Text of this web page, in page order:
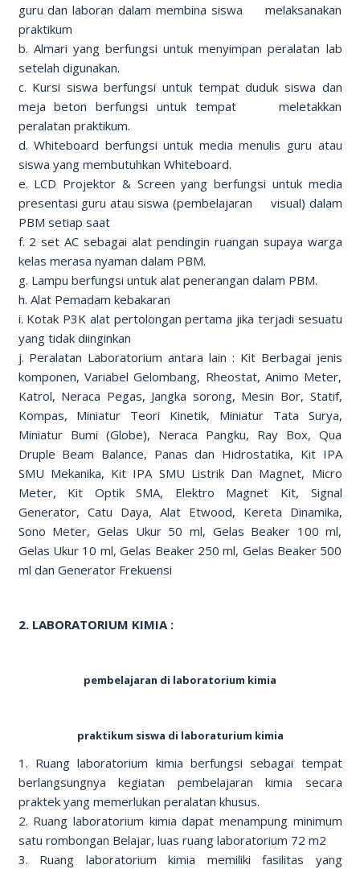
guru dan laboran dalam membina siswa melaksanakan
praktikum
b. Almari yang berfungsi untuk menyimpan peralatan lab
setelah digunakan.
c. Kursi siswa berfungsi untuk tempat duduk siswa dan
meja beton berfungsi untuk tempat meletakkan
peralatan praktikum.
d. Whiteboard berfungsi untuk media menulis guru atau
siswa yang membutuhkan Whiteboard.
e. LCD Projektor & Screen yang berfungsi untuk media
presentasi guru atau siswa (pembelajaran visual) dalam
PBM setiap saat
f. 2 set AC sebagai alat pendingin ruangan supaya warga
kelas merasa nyaman dalam PBM.
g. Lampu berfungsi untuk alat penerangan dalam PBM.
h. Alat Pemadam kebakaran
i. Kotak P3K alat pertolongan pertama jika terjadi sesuatu
yang tidak diinginkan
j. Peralatan Laboratorium antara lain : Kit Berbagai jenis
komponen, Variabel Gelombang, Rheostat, Animo Meter,
Katrol, Neraca Pegas, Jangka sorong, Mesin Bor, Statif,
Kompas, Miniatur Teori Kinetik, Miniatur Tata Surya,
Miniatur Bumi (Globe), Neraca Pangku, Ray Box, Qua
Druple Beam Balance, Panas dan Hidrostatika, Kit IPA
SMU Mekanika, Kit IPA SMU Listrik Dan Magnet, Micro
Meter, Kit Optik SMA, Elektro Magnet Kit, Signal
Generator, Catu Daya, Alat Etwood, Kereta Dinamika,
Sono Meter, Gelas Ukur 50 ml, Gelas Beaker 100 ml,
Gelas Ukur 10 ml, Gelas Beaker 250 ml, Gelas Beaker 500
ml dan Generator Frekuensi
2. LABORATORIUM KIMIA :
pembelajaran di laboratorium kimia
praktikum siswa di laboraturium kimia
1. Ruang laboratorium kimia berfungsi sebagai tempat
berlangsungnya kegiatan pembelajaran kimia secara
praktek yang memerlukan peralatan khusus.
2. Ruang laboratorium kimia dapat menampung minimum
satu rombongan Belajar, luas ruang laboratorium 72 m2
3. Ruang laboratorium kimia memiliki fasilitas yang